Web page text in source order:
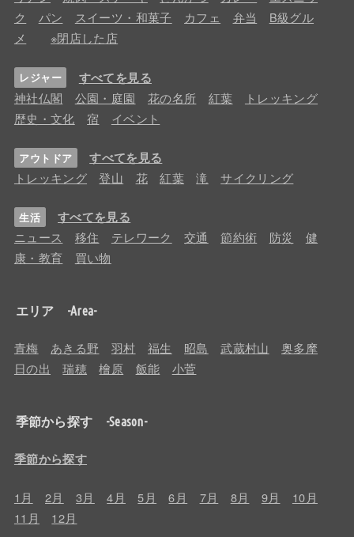
ク
パン スイーツ・和菓子 カフェ 弁当
B級グル
メ
※閉店した店
レジャー すべてを見る
神社仏閣 公園・庭園 花の名所 紅葉
トレッキング
歴史・文化
宿 イベント
アウトドア すべてを見る
トレッキング 登山 花 紅葉 滝 サイクリング
生活 すべてを見る
ニュース 移住 テレワーク 交通 節約術 防災
健
康・教育
買い物
エリア -Area-
青梅 あきる野 羽村 福生 昭島 武蔵村山
奥多摩
日の出
瑞穂 檜原 飯能 小菅
季節から探す -Season-
季節から探す
1月 2月 3月 4月 5月 6月 7月 8月 9月
10月
11月
12月